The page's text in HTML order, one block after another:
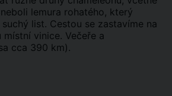
lemura rohatého, který
list. Cestou se zastavíme na
vinice. Večeře a
cca 390 km).